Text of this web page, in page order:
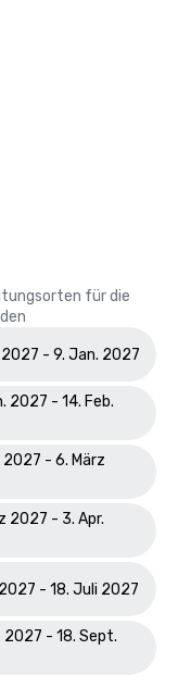
für die
2027 - 9. Jan. 2027
2027 - 14. Feb.
2027 - 6. März
2027 - 3. Apr.
- 18. Juli 2027
2027 - 18. Sept.